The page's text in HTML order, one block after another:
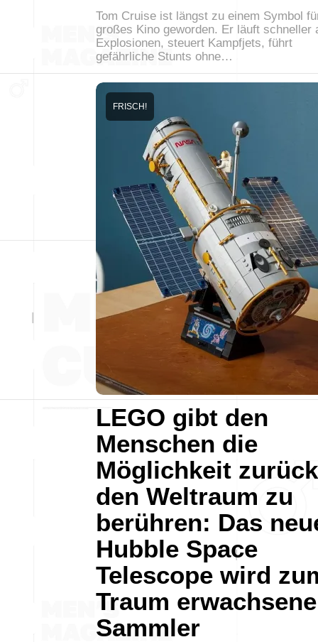
Tom Cruise ist längst zu einem Symbol
großes Kino geworden. Er läuft schneller
Explosionen, steuert Kampfjets, führt
gefährliche Stunts ohne…
LEGO gibt den
Menschen die
Möglichkeit
den Weltraum zu
berühren: Das
Hubble Space
Telescope wird
Traum
Sammler
FRISCH!